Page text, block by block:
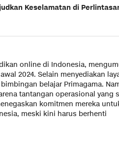
Keselamatan di
online di Indonesia,
2024. Selain menyediakan
belajar Primagama.
tantangan operasional yang
komitmen mereka
meski kini harus berhenti